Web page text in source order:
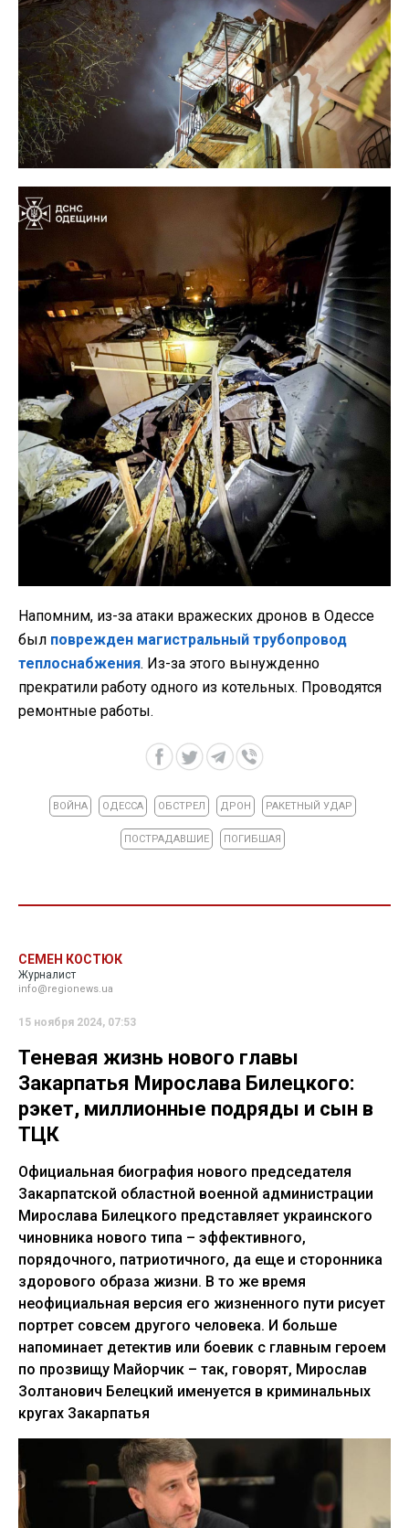
Напомним, из-за атаки вражеских дронов в Одессе
был поврежден магистральный трубопровод
теплоснабжения. Из-за этого вынужденно
прекратили работу одного из котельных. Проводятся
ремонтные работы.
ВОЙНА ОДЕССА ОБСТРЕЛ ДРОН РАКЕТНЫЙ УДАР
ПОСТРАДАВШИЕ ПОГИБШАЯ
СЕМЕН КОСТЮК
Журналист
info@regionews.ua
15 ноября 2024, 07:53
Теневая жизнь нового главы
Закарпатья Мирослава Билецкого:
рэкет, миллионные подряды и сын в
ТЦК
Официальная биография нового председателя
Закарпатской областной военной администрации
Мирослава Билецкого представляет украинского
чиновника нового типа – эффективного,
порядочного, патриотичного, да еще и сторонника
здорового образа жизни. В то же время
неофициальная версия его жизненного пути рисует
портрет совсем другого человека. И больше
напоминает детектив или боевик с главным героем
по прозвищу Майорчик – так, говорят, Мирослав
Золтанович Белецкий именуется в криминальных
кругах Закарпатья